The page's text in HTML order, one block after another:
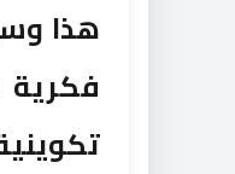
هذا
فكرية